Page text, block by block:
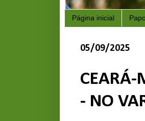
Página inicial
05/09/2025
CEARÁ-
- NO